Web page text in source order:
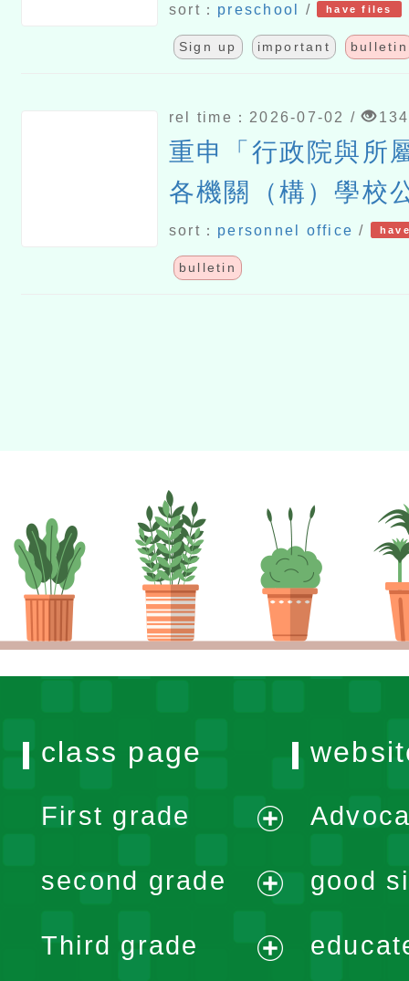
sort： preschool / have files
Sign up important bulletin
rel time：2026-07-02 / 134
重申「行政院與所
各機關（構）學校
（規）赴陸建議懲
「行政院與所屬各
sort： personnel office /
bulletin
class page
First grade
menu
second grade
menu
Third grade
good